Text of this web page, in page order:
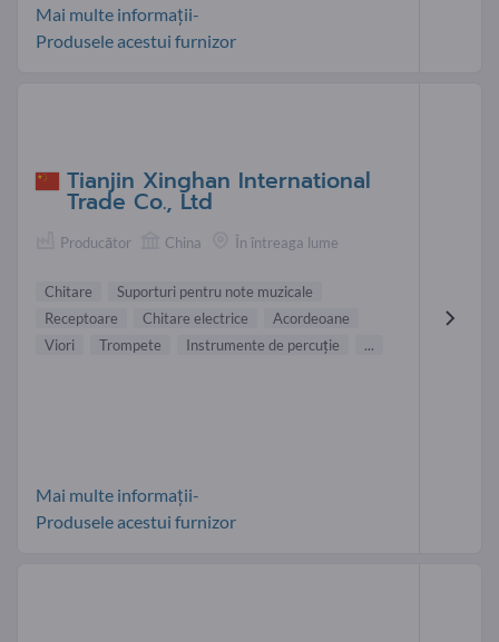
Mai multe informații-
Produsele acestui furnizor
Tianjin Xinghan International
Trade Co., Ltd
Producător China În întreaga lume
Chitare
Suporturi pentru note muzicale
Receptoare
Chitare electrice
Acordeoane
Viori
Trompete Instrumente de percuţie ...
Mai multe informații-
Produsele acestui furnizor